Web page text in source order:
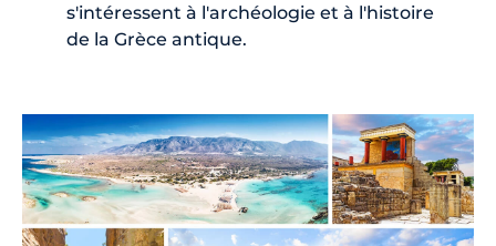
s'intéressent à l'archéologie et à l'histoire
de la Grèce antique.